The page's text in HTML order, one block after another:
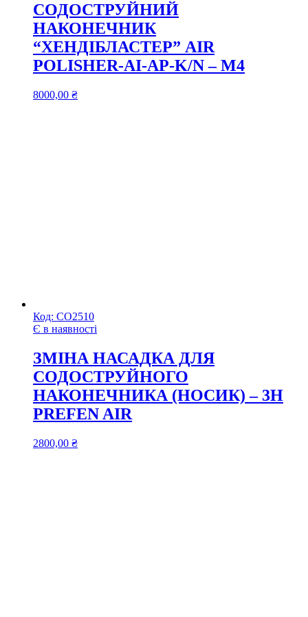
СОДОСТРУЙНИЙ
НАКОНЕЧНИК
“ХЕНДІБЛАСТЕР” AIR
POLISHER-AI-AP-K/N – M4
8000,00 ₴
Код: СО2510
Є в наявності
ЗМІНА НАСАДКА ДЛЯ
СОДОСТРУЙНОГО
НАКОНЕЧНИКА (НОСИК) – 3H
PREFEN AIR
2800,00 ₴